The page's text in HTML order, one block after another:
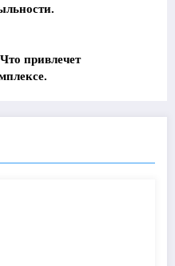
привлечет